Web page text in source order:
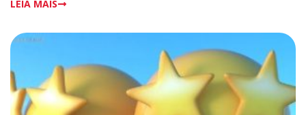
LEIA MAIS